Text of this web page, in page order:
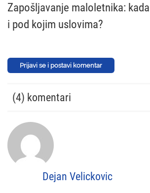
Zapošljavanje maloletnika:
i pod kojim uslovima?
Prijavi se i postavi komentar
(4) komentari
Dejan Velickovic